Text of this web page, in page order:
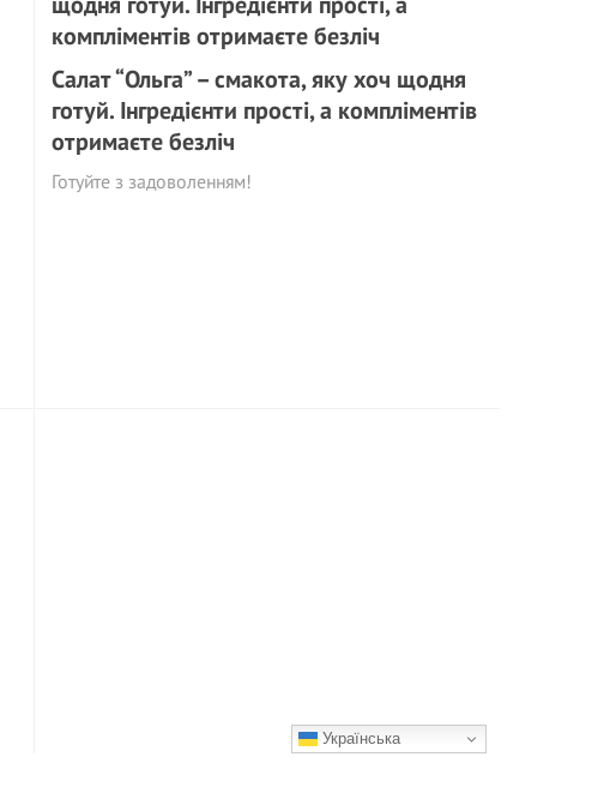
Салат “Ольга” – смакота, яку хоч щодня
готуй. Інгредієнти прості, а компліментів
отримаєте безліч
Готуйте з задоволенням!
Українська